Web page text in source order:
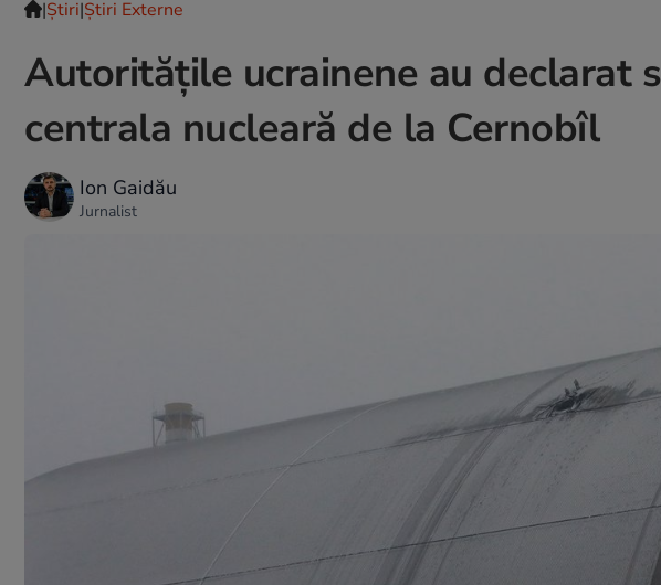
|Ştiri|Știri Externe
Autoritățile ucrainene au declarat
centrala nucleară de la Cernobîl
Ion Gaidău
Jurnalist